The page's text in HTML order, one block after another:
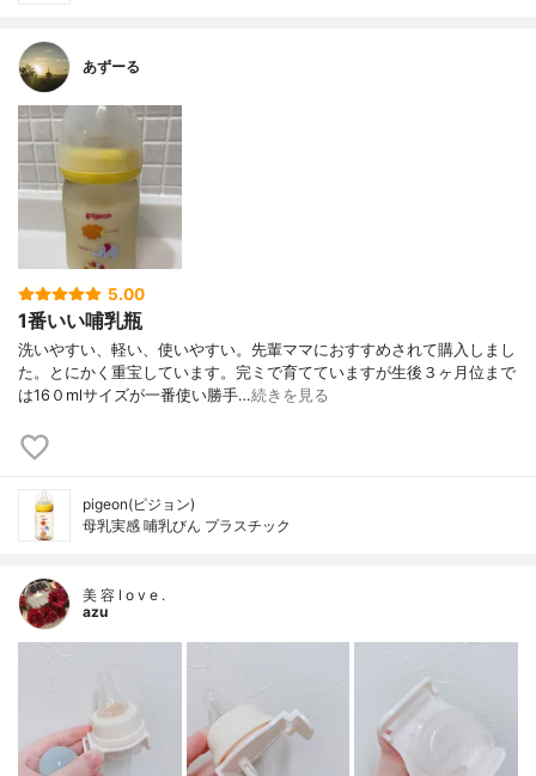
あずーる
5.00
1番いい哺乳瓶
洗いやすい、軽い、使いやすい。先輩ママにおすすめされて購入しまし
た。とにかく重宝しています。完ミで育てていますが生後３ヶ月位まで
は16０mlサイズが一番使い勝手…続きを見る
pigeon(ピジョン)
母乳実感 哺乳びん プラスチック
美 容 l o v e .
azu